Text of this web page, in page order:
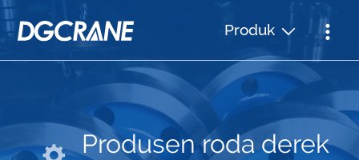
Produk
Produsen roda derek